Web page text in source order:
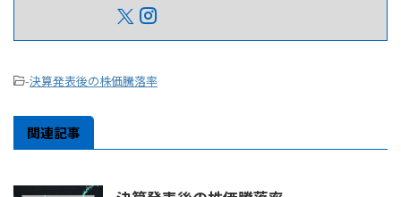
-決算発表後の株価騰落率
関連記事